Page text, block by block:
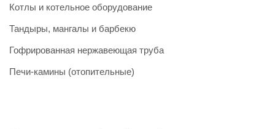
Котлы и котельное оборудование
Тандыры, мангалы и барбекю
Гофрированная нержавеющая труба
Печи-камины (отопительные)